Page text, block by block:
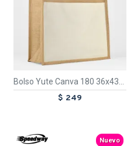
Bolso Yute Canva 180 36x43x16cm
$ 249
Nuevo
TEXTTRANSPARENTE